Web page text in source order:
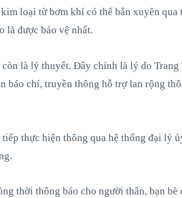
loại từ bơm khí có thể bắn xuyên
là được bảo vệ nhất.
là lý thuyết. Đây chính là lý do
chí, truyền thông hỗ trợ lan rộng
thực hiện thông qua hệ thống đại lý
thời thông báo cho người thân, bạn